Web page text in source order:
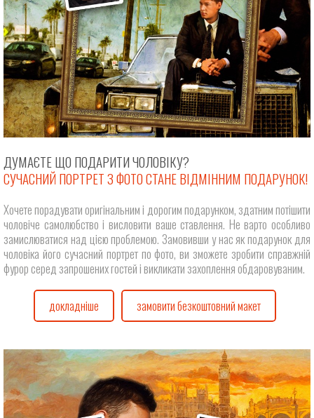
ДУМАЄТЕ ЩО ПОДАРИТИ ЧОЛОВІКУ?
СУЧАСНИЙ ПОРТРЕТ З ФОТО СТАНЕ ВІДМІННИМ ПОДАРУНОК!
Хочете порадувати оригінальним і дорогим подарунком, здатним потішити
чоловіче самолюбство і висловити ваше ставлення. Не варто особливо
замислюватися над цією проблемою. Замовивши у нас як подарунок для
чоловіка його сучасний портрет по фото, ви зможете зробити справжній
фурор серед запрошених гостей і викликати захоплення обдаровуваним.
докладніше замовити безкоштовний макет